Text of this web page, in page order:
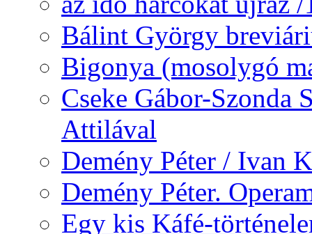
Bálint György
Bigonya (mosolygó
Cseke Gábor-Szonda
Attilával
Demény Péter / Ivan
Demény Péter.
Egy kis Káfé-